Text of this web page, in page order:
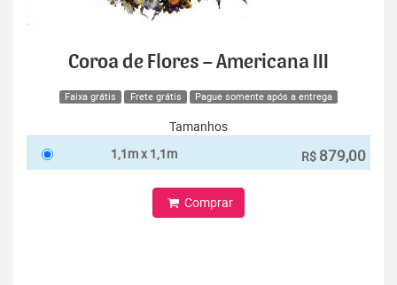
Coroa de Flores – Americana III
Faixa grátis Frete grátis Pague somente após a entrega
Tamanhos
1,1m x 1,1m
R$ 879,00
Comprar